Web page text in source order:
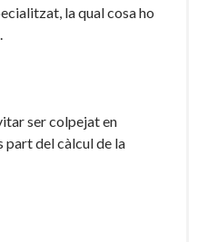
la qual cosa ho
ser colpejat en
part del càlcul de la